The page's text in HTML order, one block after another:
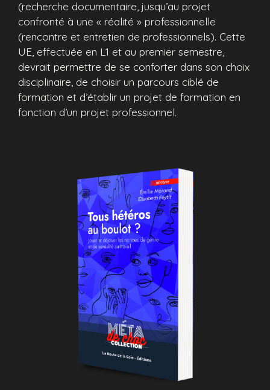
(recherche documentaire, jusqu’au projet
confronté à une « réalité » professionnelle
(rencontre et entretien de professionnels). Cette
UE, effectuée en L1 et au premier semestre,
devrait permettre de se conforter dans son choix
disciplinaire, de choisir un parcours ciblé de
formation et d’établir un projet de formation en
fonction d’un projet professionnel.